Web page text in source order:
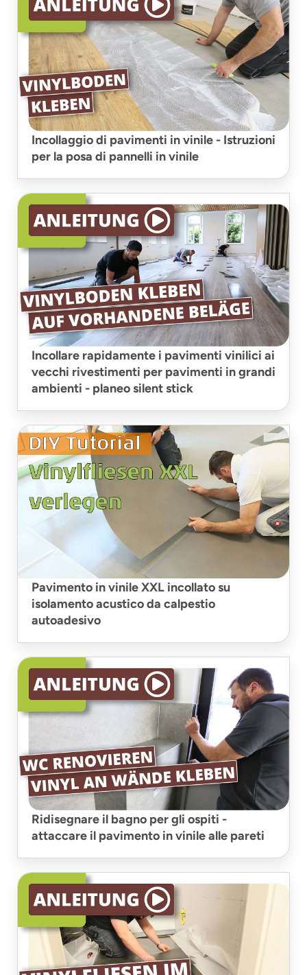
Incollaggio di pavimenti in vinile - Istruzioni
per la posa di pannelli in vinile
Incollare rapidamente i pavimenti vinilici ai
vecchi rivestimenti per pavimenti in grandi
ambienti - planeo silent stick
Pavimento in vinile XXL incollato su
isolamento acustico da calpestio
autoadesivo
Ridisegnare il bagno per gli ospiti -
attaccare il pavimento in vinile alle pareti